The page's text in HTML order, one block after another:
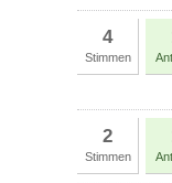
4
Stimmen
2
Stimmen